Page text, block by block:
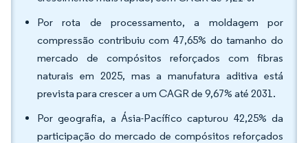
Por rota de processamento, a moldagem por
compressão contribuiu com 47,65% do tamanho do
mercado de compósitos reforçados com fibras
naturais em 2025, mas a manufatura aditiva está
prevista para crescer a um CAGR de 9,67% até 2031.
Por geografia, a Ásia-Pacífico capturou 42,25% da
participação do mercado de compósitos reforçados